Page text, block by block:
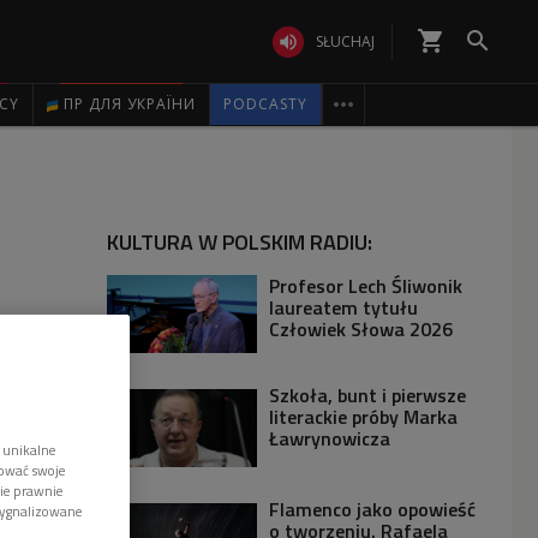
 SŁUCHAJ shopping_cart 
ПР ДЛЯ УКРАЇНИ PODCASTY 
KULTURA W POLSKIM RADIU:
Profesor Lech Śliwonik
laureatem tytułu
Człowiek Słowa 2026
Szkoła, bunt i pierwsze
literackie próby Marka
Ławrynowicza
Flamenco jako opowieść
o tworzeniu. Rafaela
swoje
prawnie